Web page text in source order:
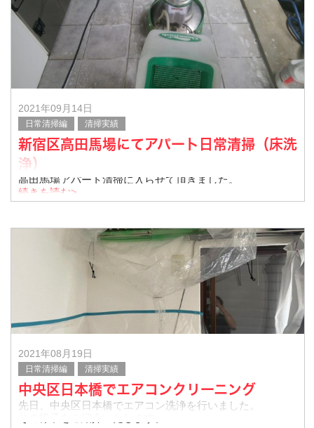
駐輪場清掃
ゴミステーション清掃
2021年09月14日
日常清掃編 清掃実績
新宿区高田馬場にてアパート日常清掃（床洗
浄）
高田馬場アパート清掃に入らせて頂きました。
床洗浄の様子です。
利用者さんに配慮して作業しました！
ありがとうございました。
続きを読む>
2021年08月19日
日常清掃編 清掃実績
中央区日本橋でエアコンクリーニング
先日、中央区日本橋でエアコン洗浄を行いました。